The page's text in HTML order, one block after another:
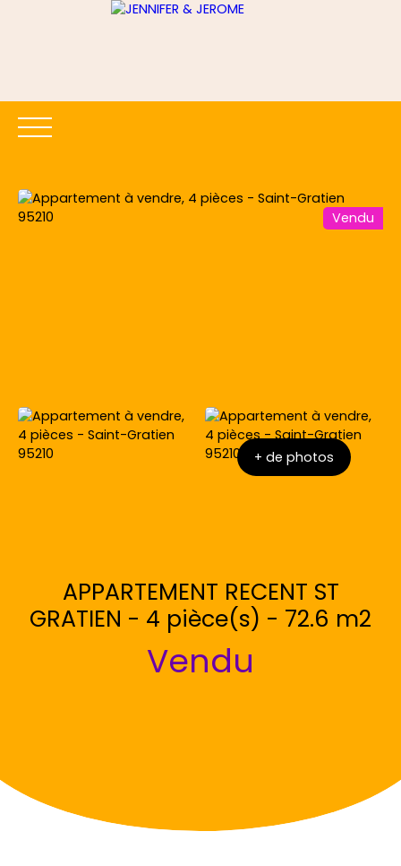
VENDRE
Vendu
+ de photos
APPARTEMENT RECENT ST
GRATIEN - 4 pièce(s) - 72.6 m2
Vendu